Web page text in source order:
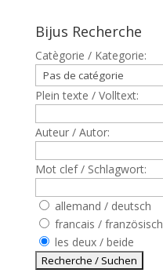
Bijus Recherche
Catègorie / Kategorie:
Plein texte / Volltext:
Auteur / Autor:
Mot clef / Schlagwort:
allemand / deutsch
francais / französisch
les deux / beide